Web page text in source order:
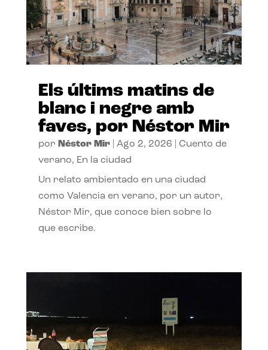
Els últims matins de
blanc i negre amb
faves, por Néstor Mir
por Néstor Mir| Ago 2, 2026
Cuento de
verano, En la ciudad
Un relato ambientado en una ciudad
como Valencia en verano, por un autor,
Néstor Mir, que conoce bien sobre lo
que escribe.